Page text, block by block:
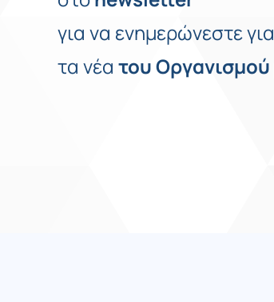
για να ενημερώνεστε για
τα νέα τουΟργανισμού